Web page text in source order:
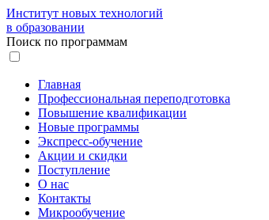
Институт новых технологий
в образовании
Поиск по программам
Главная
Профессиональная переподготовка
Повышение квалификации
Новые программы
Экспресс-обучение
Акции и скидки
Поступление
О нас
Контакты
Микрообучение